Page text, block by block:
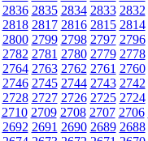
2836 2835 2834 2833 2832
2818 2817 2816 2815 2814
2800 2799 2798 2797 2796
2782 2781 2780 2779 2778
2764 2763 2762 2761 2760
2746 2745 2744 2743 2742
2728 2727 2726 2725 2724
2710 2709 2708 2707 2706
2692 2691 2690 2689 2688